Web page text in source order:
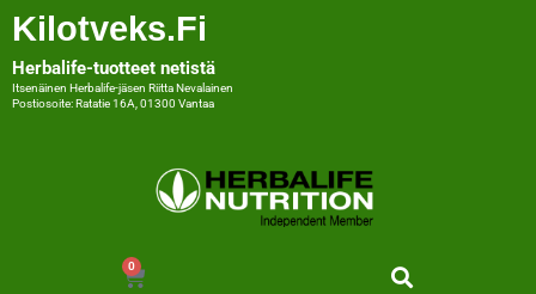
Kilotveks.fi
Herbalife-tuotteet netistä
Itsenäinen Herbalife-jäsen Riitta Nevalainen
Postiosoite: Ratatie 16A, 01300 Vantaa
0